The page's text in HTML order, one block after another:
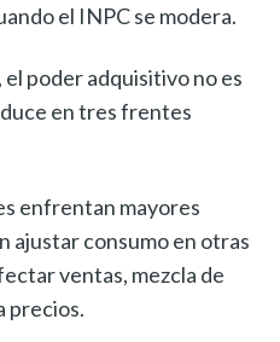
el INPC se modera.
el poder adquisitivo no es
en tres frentes
enfrentan mayores
ajustar consumo en otras
ventas, mezcla de
precios.